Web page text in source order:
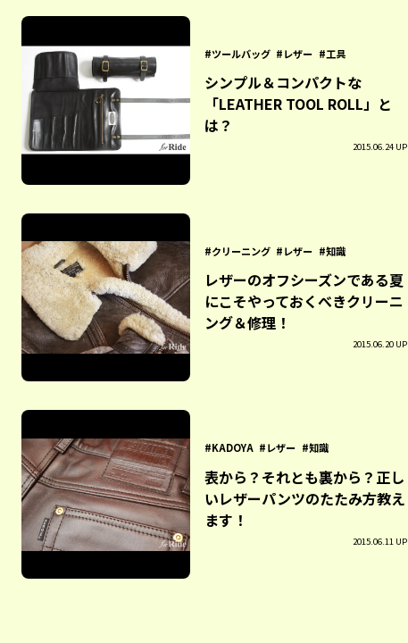
ツールバッグ レザー 工具
シンプル＆コンパクトな
「LEATHER TOOL ROLL」と
は？
2015.06.24 UP
クリーニング レザー 知識
レザーのオフシーズンである夏
にこそやっておくべきクリーニ
ング＆修理！
2015.06.20 UP
KADOYA レザー 知識
表から？それとも裏から？正し
いレザーパンツのたたみ方教え
ます！
2015.06.11 UP